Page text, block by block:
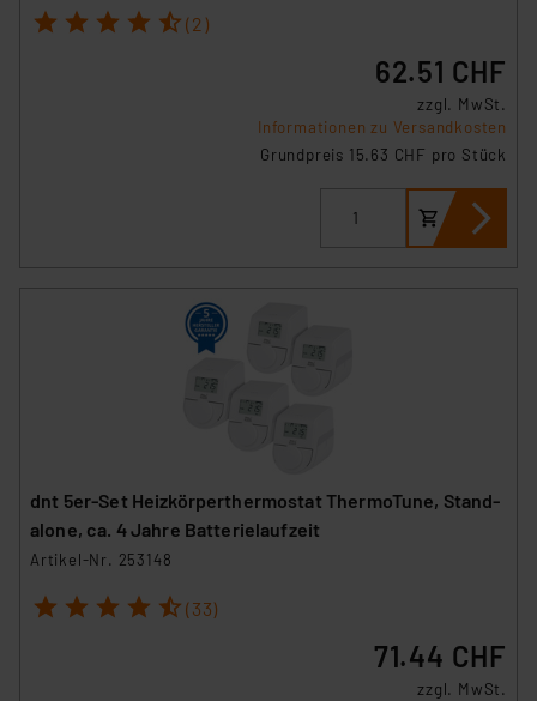
1 2 3 4 5 (2)
62.51 CHF
zzgl. MwSt.
Informationen zu Versandkosten
Grundpreis 15.63 CHF pro Stück
dnt 5er-Set Heizkörperthermostat ThermoTune, Stand-
alone, ca. 4 Jahre Batterielaufzeit
Artikel-Nr. 253148
1 2 3 4 5 (33)
71.44 CHF
zzgl. MwSt.